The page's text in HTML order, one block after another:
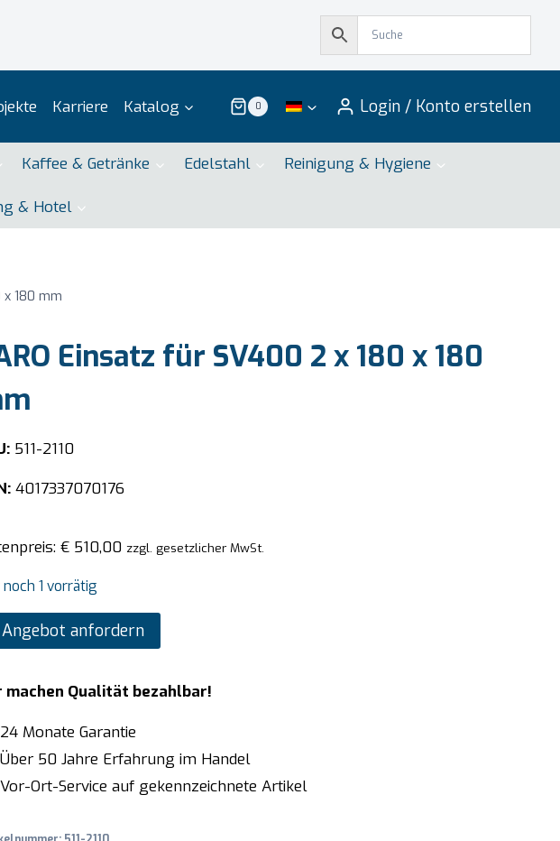
Karriere Katalog 0 Login / Konto erstellen
Kaffee & Getränke Edelstahl Reinigung & Hygiene
& Hotel
180 mm
Einsatz für SV400 2 x 180 x 180
511-2110
4017337070176
€510,00 zzgl. gesetzlicher MwSt.
noch 1 vorrätig
Angebot anfordern
machen Qualität bezahlbar!
24 Monate Garantie
Über 50 Jahre Erfahrung im Handel
Vor-Ort-Service auf gekennzeichnete Artikel